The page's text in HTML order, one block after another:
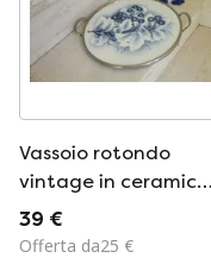
Vassoio rotondo
vintage in ceramica
e metallo,
probabilmente di
39 €
Offerta da25 €